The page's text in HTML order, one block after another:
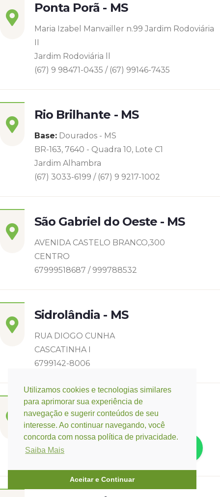
Utilizamos cookies e tecnologias similares
para aprimorar sua experiência de
navegação e sugerir conteúdos de seu
interesse. Ao continuar navegando, você
concorda com nossa política de privacidade.
Saiba Mais
Aceitar e Continuar
Ponta Porã - MS
Maria Izabel Manvailler n.99 Jardim Rodoviária
II
Jardim Rodoviária ll
(67) 9 98471-0435 / (67) 99146-7435
Rio Brilhante - MS
Base: Dourados - MS
BR-163, 7640 - Quadra 10, Lote C1
Jardim Alhambra
(67) 3033-6199 / (67) 9 9217-1002
São Gabriel do Oeste - MS
AVENIDA CASTELO BRANCO,300
CENTRO
67999518687 / 999788532
Sidrolândia - MS
RUA DIOGO CUNHA
CASCATINHA I
6799142-8006
Três Lagoas - MS
Rua Eurídice Chagas Cruz, 2675
Centro
(67) 9 9249-5406